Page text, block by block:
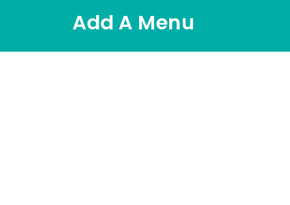
Add A Menu